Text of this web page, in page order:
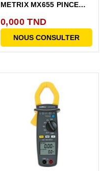
METRIX MX655 PINCE
(BLISTER)
0,000 TND
NOUS CONSULTER